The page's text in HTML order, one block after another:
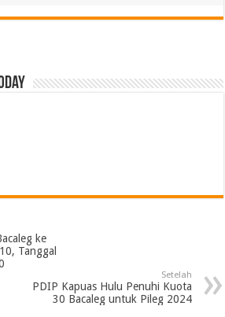
ke
Tanggal
Setelah
PDIP Kapuas Hulu Penuhi Kuota
30 Bacaleg untuk Pileg 2024